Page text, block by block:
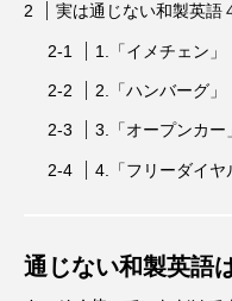
実は通じない和製英語
1.「イメチェン」
2.「ハンバーグ」
3.「オープンカー」
4.「フリーダイヤ
通じない和製英語